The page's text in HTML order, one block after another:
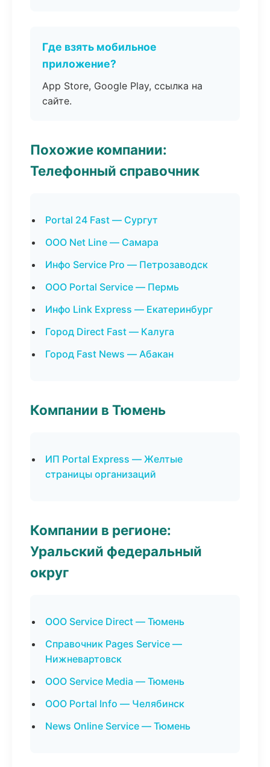
Где взять мобильное
приложение?
App Store, Google Play, ссылка на
сайте.
Похожие компании:
Телефонный справочник
Portal 24 Fast — Сургут
ООО Net Line — Самара
Инфо Service Pro — Петрозаводск
ООО Portal Service — Пермь
Инфо Link Express — Екатеринбург
Город Direct Fast — Калуга
Город Fast News — Абакан
Компании в Тюмень
ИП Portal Express — Желтые
страницы организаций
Компании в регионе:
Уральский федеральный
округ
ООО Service Direct — Тюмень
Справочник Pages Service —
Нижневартовск
ООО Service Media — Тюмень
ООО Portal Info — Челябинск
News Online Service — Тюмень